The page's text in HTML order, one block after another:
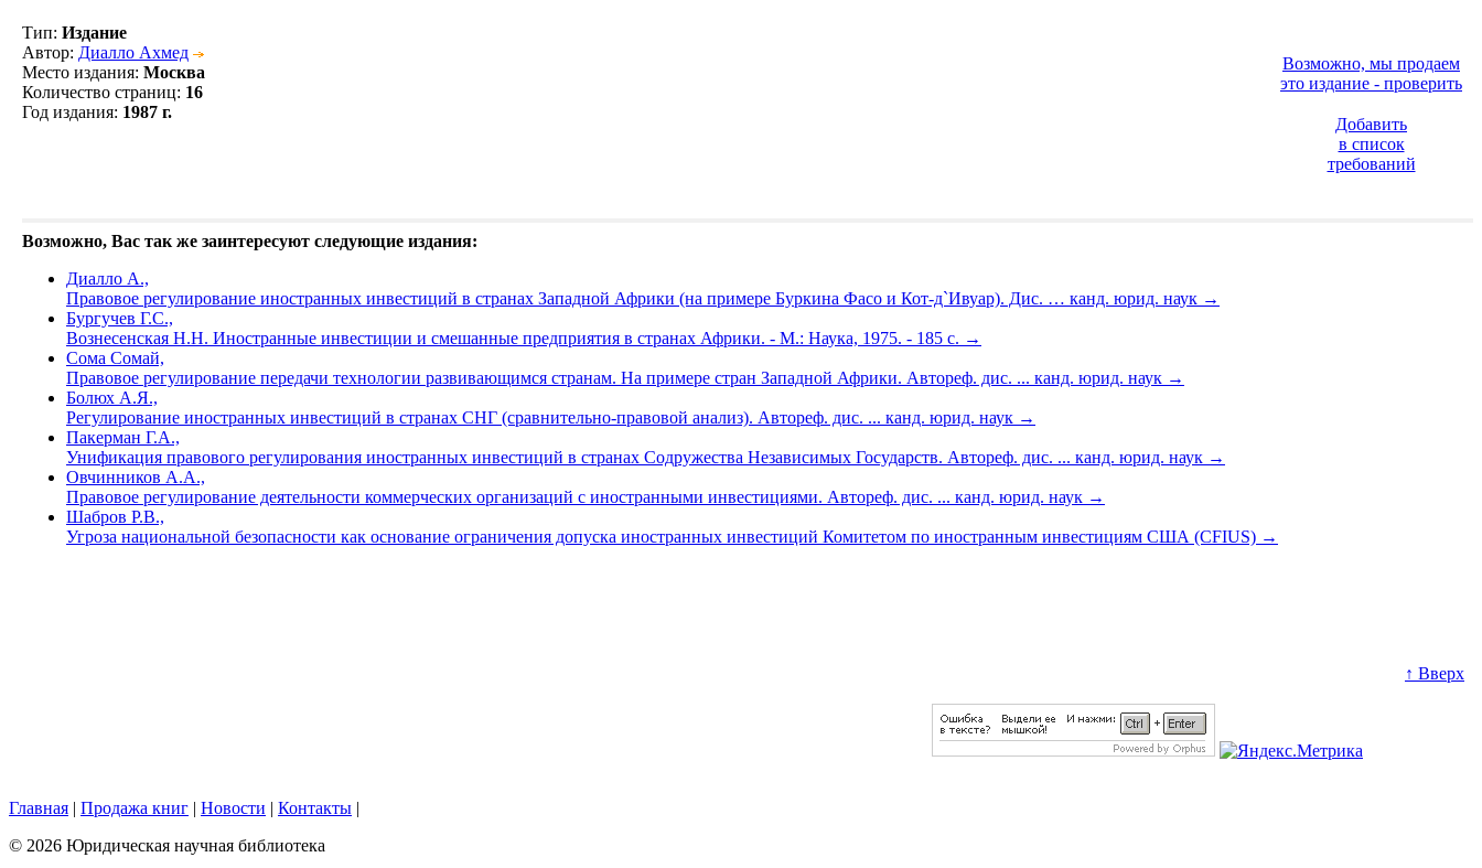
Тип: Издание
Автор: Диалло Ахмед
Место издания: Москва
Количество страниц: 16
Год издания: 1987 г.
Возможно, мы продаем
это издание - проверить
Добавить
в список
требований
Возможно, Вас так же заинтересуют следующие издания:
Диалло А.,
Правовое регулирование иностранных инвестиций в странах Западной Африки (на примере Буркина Фасо и Кот-д`Ивуар). Дис. … канд. юрид. наук →
Бургучев Г.С.,
Вознесенская Н.Н. Иностранные инвестиции и смешанные предприятия в странах Африки. - М.: Наука, 1975. - 185 с. →
Сома Сомай,
Правовое регулирование передачи технологии развивающимся странам. На примере стран Западной Африки. Автореф. дис. ... канд. юрид. наук →
Болюх А.Я.,
Регулирование иностранных инвестиций в странах СНГ (сравнительно-правовой анализ). Автореф. дис. ... канд. юрид. наук →
Пакерман Г.А.,
Унификация правового регулирования иностранных инвестиций в странах Содружества Независимых Государств. Автореф. дис. ... канд. юрид. наук →
Овчинников А.А.,
Правовое регулирование деятельности коммерческих организаций с иностранными инвестициями. Автореф. дис. ... канд. юрид. наук →
Шабров Р.В.,
Угроза национальной безопасности как основание ограничения допуска иностранных инвестиций Комитетом по иностранным инвестициям США (CFIUS) →
↑ Вверх
Главная | Продажа книг | Новости | Контакты |
© 2026 Юридическая научная библиотека